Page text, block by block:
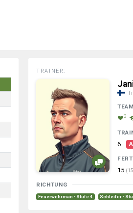
TRAINER:
3
6
15
RICHTUNG
Feuerwehrman · Stufe 4 Schleifer ·